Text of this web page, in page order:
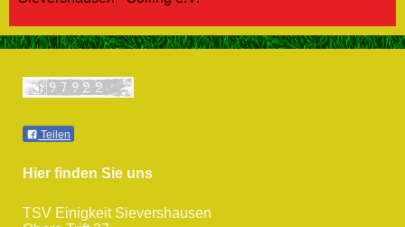
Teilen
Hier finden Sie uns
TSV Einigkeit Sievershausen